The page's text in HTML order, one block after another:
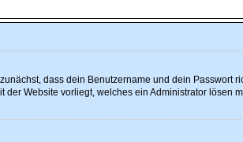
dass dein Benutzername und dein
Website vorliegt, welches ein Administrator lösen